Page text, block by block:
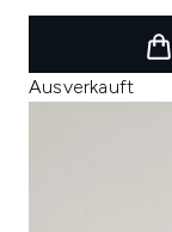
Ausverkauft